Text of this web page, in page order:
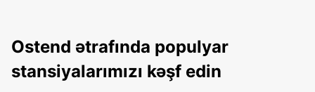
Ostend ətrafında populyar
stansiyalarımızı kəşf edin